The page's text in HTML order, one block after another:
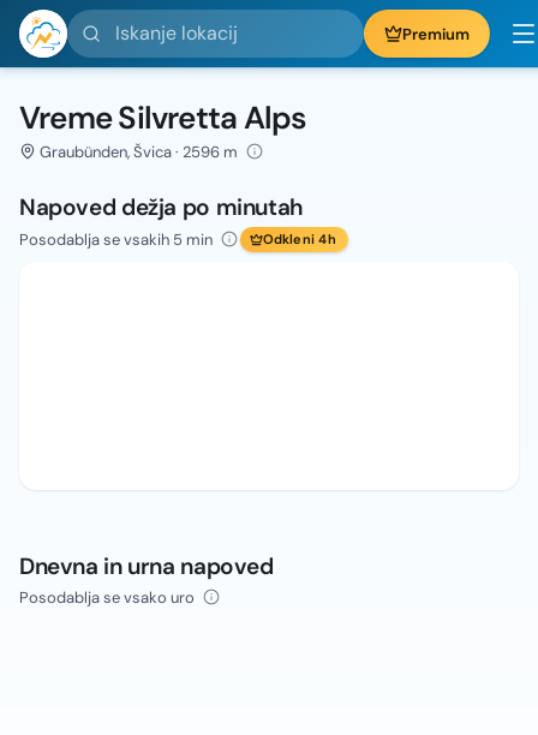
Iskanje lokacij Premium
Vreme Silvretta Alps
Graubünden, Švica · 2596 m
Napoved dežja po minutah
Posodablja se vsakih 5 min Odkleni 4h
Dnevna in urna napoved
Posodablja se vsako uro